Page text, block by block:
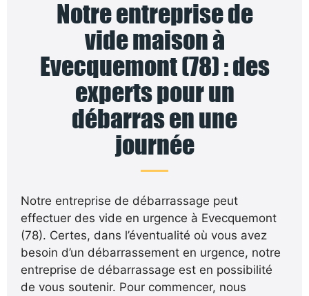
Notre entreprise de
vide maison à
Evecquemont (78) : des
experts pour un
débarras en une
journée
Notre entreprise de débarrassage peut
effectuer des vide en urgence à Evecquemont
(78). Certes, dans l’éventualité où vous avez
besoin d’un débarrassement en urgence, notre
entreprise de débarrassage est en possibilité
de vous soutenir. Pour commencer, nous